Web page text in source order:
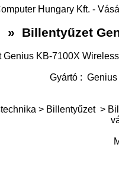
Hungary Kft. -
» Billentyűzet
Genius KB-7100X
Gyártó : Genius
> Billentyűzet>